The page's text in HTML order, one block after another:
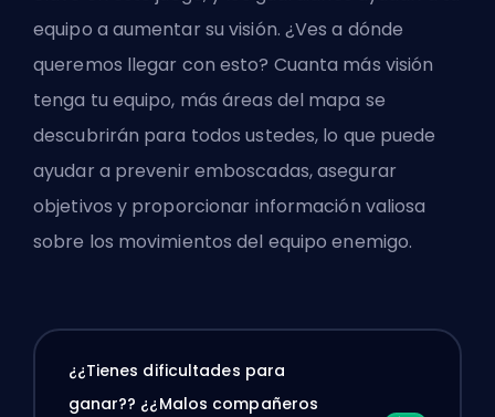
equipo a aumentar su visión. ¿Ves a dónde
queremos llegar con esto? Cuanta más visión
tenga tu equipo, más áreas del mapa se
descubrirán para todos ustedes, lo que puede
ayudar a prevenir emboscadas, asegurar
objetivos y proporcionar información valiosa
sobre los movimientos del equipo enemigo.
¿¿Tienes dificultades para
ganar?? ¿¿Malos compañeros